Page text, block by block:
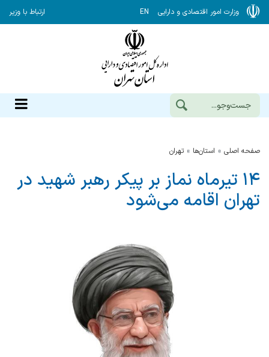
وزارت امور اقتصادی و دارایی EN ارتباط با وزیر
صفحه اصلی استان‌ها تهران
۱۴ تیرماه نماز بر پیکر رهبر شهید در
تهران اقامه می‌شود